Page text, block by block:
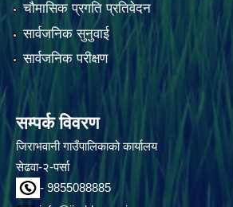
चौमासिक प्रगति प्रतिवेदन
सार्वजनिक सुनुवाई
सार्वजनिक परीक्षण
सम्पर्क विवरण
जिराभवानी गाउँपालिकाको कार्यालय
सेढवा-२-पर्सा
- 9855088885